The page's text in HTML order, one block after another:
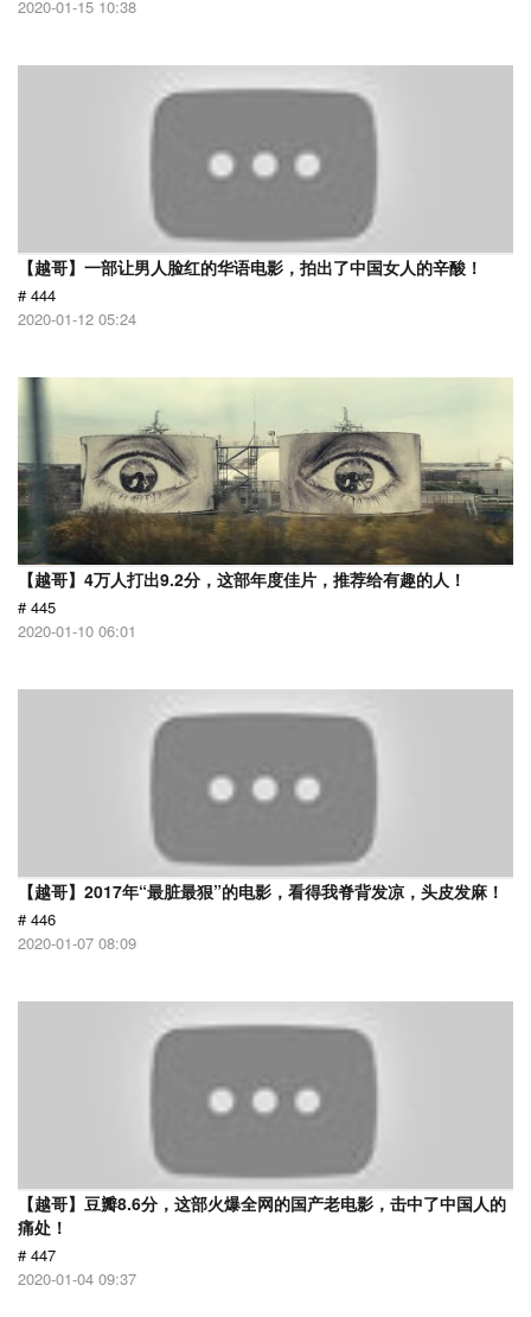
2020-01-15 10:38
【越哥】一部让男人脸红的华语电影，拍出了中国女人的辛酸！
# 444
2020-01-12 05:24
【越哥】4万人打出9.2分，这部年度佳片，推荐给有趣的人！
# 445
2020-01-10 06:01
【越哥】2017年“最脏最狠”的电影，看得我脊背发凉，头皮发麻！
# 446
2020-01-07 08:09
【越哥】豆瓣8.6分，这部火爆全网的国产老电影，击中了中国人的
痛处！
# 447
2020-01-04 09:37